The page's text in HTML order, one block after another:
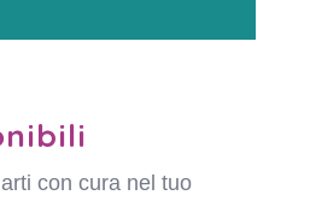
con cura nel tuo